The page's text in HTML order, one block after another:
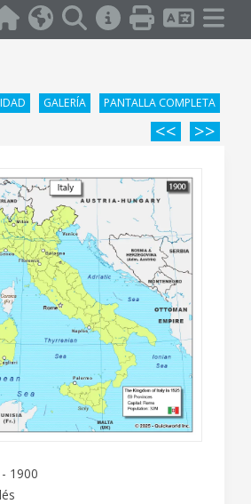
GALERÍA PANTALLA COMPLETA
<< >>
1900